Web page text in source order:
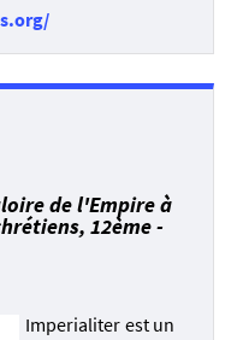
de l'Empire à
12ème -
Imperialiter est un